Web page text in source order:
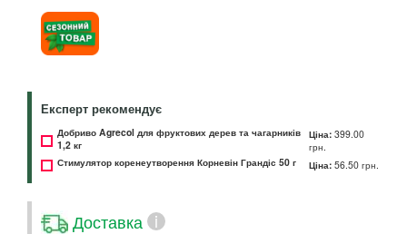
Експерт рекомендує
Добриво Agrecol для фруктових дерев та чагарників
1,2 кг
Ціна: 399.00
грн.
Стимулятор коренеутворення Корневін Грандіс 50 г
Ціна: 56.50 грн.
Доставка i